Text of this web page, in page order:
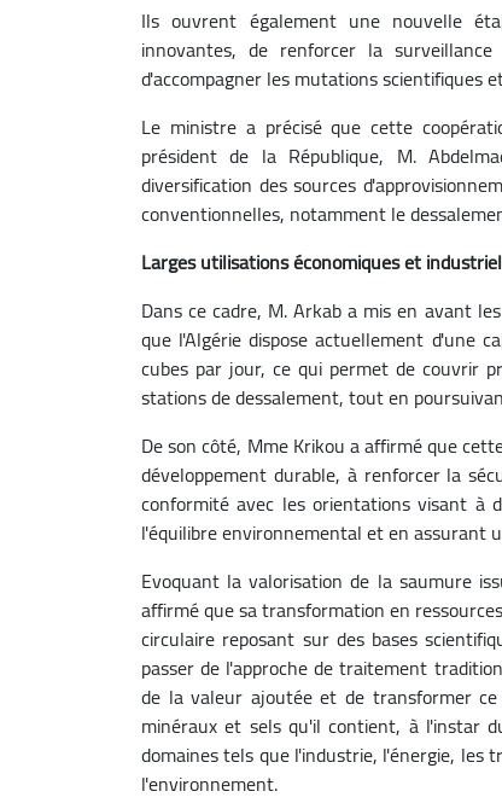
Ils ouvrent également une nouvelle
innovantes, de renforcer la
d'accompagner les mutations scientifiques
Le ministre a précisé que cette
président de la République, M.
diversification des sources
conventionnelles, notamment le
Larges utilisations économiques et
Dans ce cadre, M. Arkab a mis en avant
que l'Algérie dispose actuellement d'une
cubes par jour, ce qui permet de couvrir
stations de dessalement, tout en
De son côté, Mme Krikou a affirmé que
développement durable, à renforcer la
conformité avec les orientations visant à
l'équilibre environnemental et en assurant
Evoquant la valorisation de la saumure
affirmé que sa transformation en
circulaire reposant sur des bases
passer de l'approche de traitement
de la valeur ajoutée et de transformer
minéraux et sels qu'il contient, à l'instar
domaines tels que l'industrie, l'énergie,
l'environnement.